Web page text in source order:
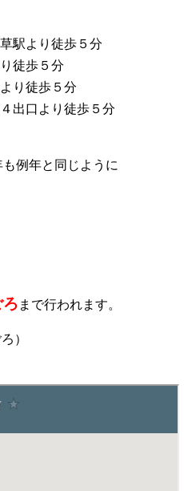
駅より徒歩５分
徒歩５分
り徒歩５分
出口より徒歩５分
例年と同じように
まで行われます。
）